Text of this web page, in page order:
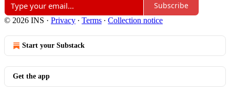
Subscribe
© 2026 INS · Privacy ∙ Terms ∙ Collection notice
Start your Substack
Get the app